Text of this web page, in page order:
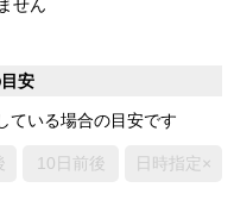
せん
安
ている場合の目安です
10日前後 日時指定×